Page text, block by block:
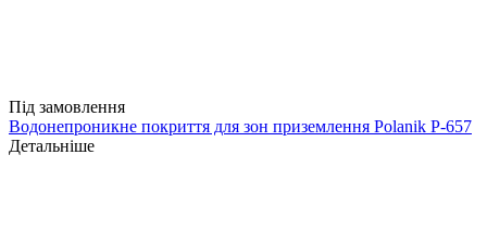
Під замовлення
Водонепроникне покриття для зон приземлення Polanik P-657
Детальніше